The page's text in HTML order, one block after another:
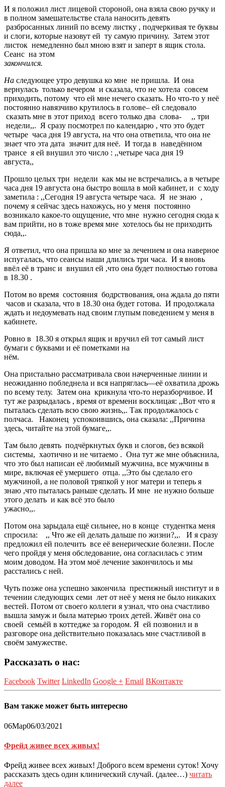
И я положил лист лицевой стороной, она взяла свою ручку и
в полном замешательстве стала наносить девять
разбросанных линий по всему листку , подчеркивая те буквы
и слоги, которые назовут ей ту самую причину. Затем этот
листок немедленно был мною взят и заперт в ящик стола.
Сеанс на этом
закончился.
На следующее утро девушка ко мне не пришла. И она
вернулась только вечером и сказала, что не хотела совсем
приходить, потому что ей мне нечего сказать. Но что-то у неё
постоянно навязчиво крутилось в голове– ей следовало
сказать мне в этот приход всего только два слова- ,, три
недели,,. Я сразу посмотрел по календарю , что это будет
четыре часа дня 19 августа, на что она ответила, что она не
знает что эта дата значит для неё. И тогда в наведённом
трансе я ей внушил это число : ,,четыре часа дня 19
августа,,
Прошло целых три недели как мы не встречались, а в четыре
часа дня 19 августа она быстро вошла в мой кабинет, и с ходу
заметила : ,,Сегодня 19 августа четыре часа. Я не знаю ,
почему я сейчас здесь нахожусь, но у меня постоянно
возникало какое-то ощущение, что мне нужно сегодня сюда к
вам прийти, но в тоже время мне хотелось бы не приходить
сюда,,.
Я ответил, что она пришла ко мне за лечением и она наверное
испугалась, что сеансы наши длились три часа. И я вновь
ввёл её в транс и внушил ей ,что она будет полностью готова
в 18.30 .
Потом во время состояния бодрствования, она ждала до пяти
часов и сказала, что в 18.30 она будет готова. И продолжала
ждать и недоумевать над своим глупым поведением у меня в
кабинете.
Ровно в 18.30 я открыл ящик и вручил ей тот самый лист
бумаги с буквами и её пометками на
нём.
Она пристально рассматривала свои начерченные линии и
неожиданно побледнела и вся напряглась—её охватила дрожь
по всему телу. Затем она крикнула что-то неразборчивое. И
тут же разрыдалась , время от времени восклицая: ,,Вот что я
пыталась сделать всю свою жизнь,,. Так продолжалось с
полчаса. Наконец успокоившись, она сказала: ,,Причина
здесь, читайте на этой бумаге,,.
Там было девять подчёркнутых букв и слогов, без всякой
системы, хаотично и не читаемо . Она тут же мне объяснила,
что это был написан её любимый мужчина, все мужчины в
мире, включая её умершего отца. ,,Это бы сделало его
мужчиной, а не половой тряпкой у ног матери и теперь я
знаю ,что пыталась раньше сделать. И мне не нужно больше
этого делать и как всё это было
ужасно,,.
Потом она зарыдала ещё сильнее, но в конце студентка меня
спросила: ,, Что же ей делать дальше по жизни?,,. И я сразу
предложил ей полечить все её венерические болезни. После
чего пройдя у меня обследование, она согласилась с этим
моим доводом. На этом моё лечение закончилось и мы
расстались с ней.
Чуть позже она успешно закончила престижный институт и в
течении следующих семи лет от неё у меня не было никаких
вестей. Потом от своего коллеги я узнал, что она счастливо
вышла замуж и была матерью троих детей. Живёт она со
своей семьёй в коттедже за городом. Я ей позвонил и в
разговоре она действительно показалась мне счастливой в
своём замужестве.
Рассказать о нас:
Facebook Twitter LinkedIn Google + Email ВКонтакте
Вам также может быть интересно
06Мар06/03/2021
Фрейд живее всех живых!
Фрейд живее всех живых! Доброго всем времени суток! Хочу
рассказать здесь один клинический случай. (далее…) читать
далее